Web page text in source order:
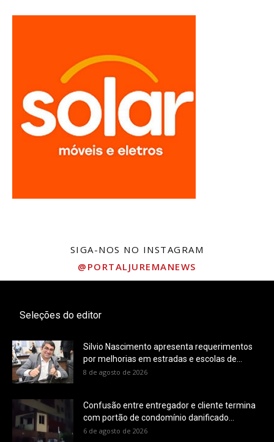
SIGA-NOS NO INSTAGRAM
@PORTALJUREMANEWS
Seleções do editor
Silvio Nascimento apresenta requerimentos
por melhorias em estradas e escolas de...
8 de agosto de 2026
Confusão entre entregador e cliente termina
com portão de condomínio danificado...
6 de agosto de 2026